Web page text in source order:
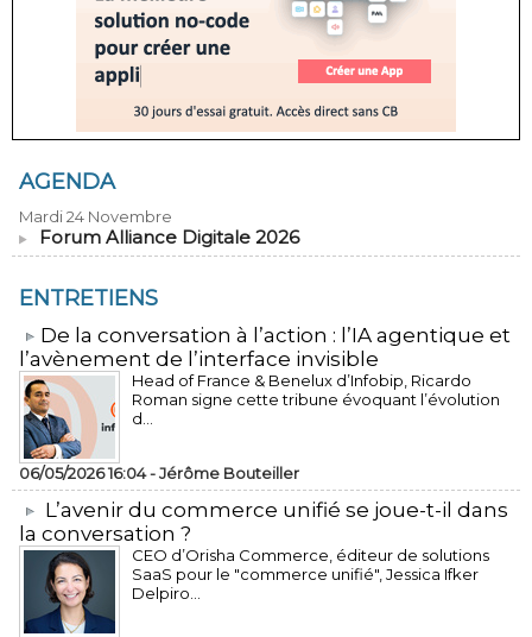
AGENDA
Mardi 24 Novembre
Forum Alliance Digitale 2026
ENTRETIENS
​De la conversation à l’action : l’IA agentique et
l’avènement de l’interface invisible
Head of France & Benelux d’Infobip, Ricardo
Roman signe cette tribune évoquant l’évolution
d...
06/05/2026 16:04 -Jérôme Bouteiller
L’avenir du commerce unifié se joue-t-il dans
la conversation ?
CEO d’Orisha Commerce, éditeur de solutions
SaaS pour le "commerce unifié", Jessica Ifker
Delpiro...